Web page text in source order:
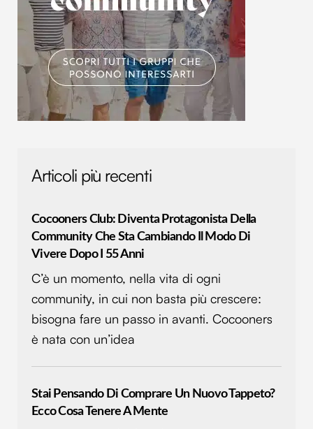
Articoli più recenti
Cocooners Club: Diventa Protagonista Della
Community Che Sta Cambiando Il Modo Di
Vivere Dopo I 55 Anni
C’è un momento, nella vita di ogni
community, in cui non basta più crescere:
bisogna fare un passo in avanti. Cocooners
è nata con un’idea
Stai Pensando Di Comprare Un Nuovo Tappeto?
Ecco Cosa Tenere A Mente